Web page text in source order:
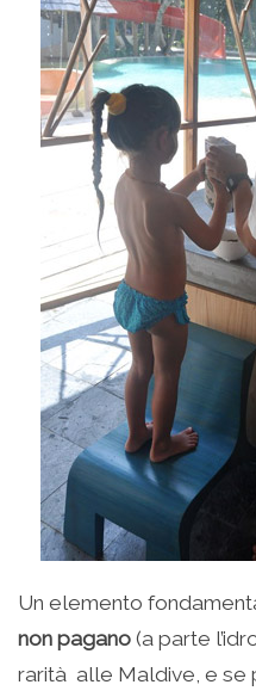
Un elemento
non pagano (a parte
rarità alle Maldive, e se